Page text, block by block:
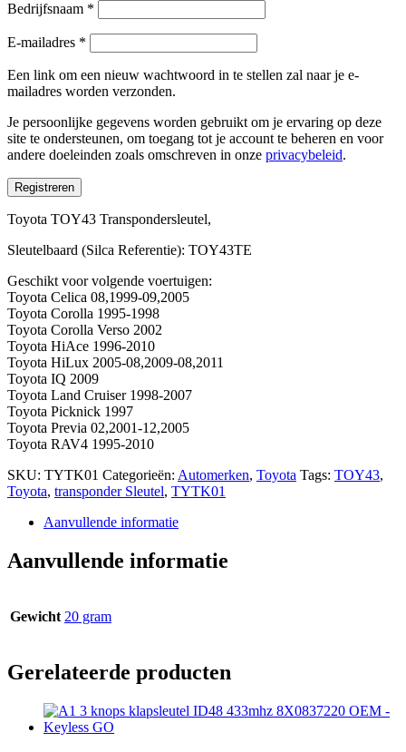
Bedrijfsnaam *
E-mailadres *
Een link om een nieuw wachtwoord in te stellen zal naar je e-
mailadres worden verzonden.
Je persoonlijke gegevens worden gebruikt om je ervaring op deze
site te ondersteunen, om toegang tot je account te beheren en voor
andere doeleinden zoals omschreven in onze privacybeleid.
Registreren
Toyota TOY43 Transpondersleutel,
Sleutelbaard (Silca Referentie): TOY43TE
Geschikt voor volgende voertuigen:
Toyota Celica 08,1999-09,2005
Toyota Corolla 1995-1998
Toyota Corolla Verso 2002
Toyota HiAce 1996-2010
Toyota HiLux 2005-08,2009-08,2011
Toyota IQ 2009
Toyota Land Cruiser 1998-2007
Toyota Picknick 1997
Toyota Previa 02,2001-12,2005
Toyota RAV4 1995-2010
SKU: TYTK01 Categorieën: Automerken, Toyota Tags: TOY43,
Toyota, transponder Sleutel, TYTK01
Aanvullende informatie
Aanvullende informatie
Gewicht 20 gram
Gerelateerde producten